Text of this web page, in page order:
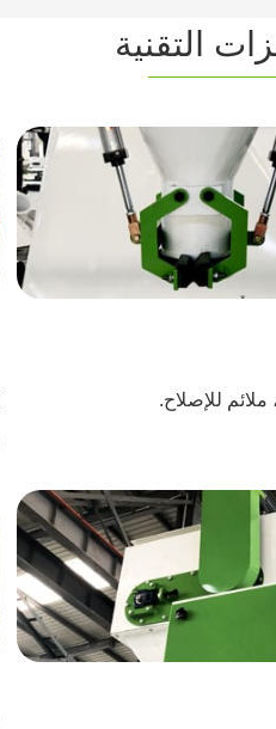
التقنية
للإصلاح.